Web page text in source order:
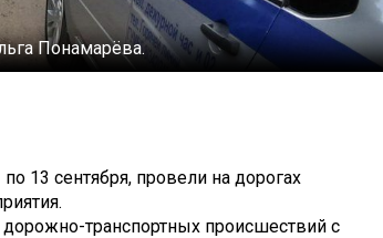
Понамарёва.
13 сентября, провели на дорогах
транспортных происшествий с